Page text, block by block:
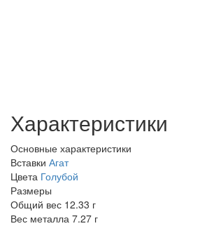
Характеристики
Основные характеристики
Вставки Агат
Цвета Голубой
Размеры
Общий вес 12.33 г
Вес металла 7.27 г